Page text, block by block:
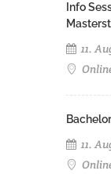
Info
11.
11.